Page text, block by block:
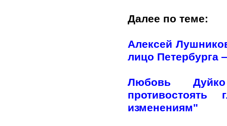
Далее по теме:
Алексей
лицо Петербурга
Любовь
противостоять
изменениям"